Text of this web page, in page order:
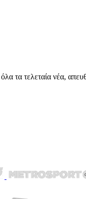
τα τελεταία νέα,